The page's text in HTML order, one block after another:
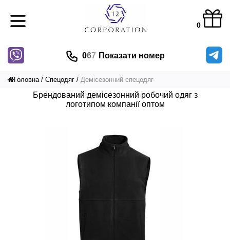
0
067 Показати номер
Головна Спецодяг Демісезонний спецодяг
Брендований демісезонний робочий одяг з
логотипом компанії оптом